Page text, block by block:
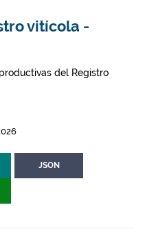
vitícola -
del Registro
JSON